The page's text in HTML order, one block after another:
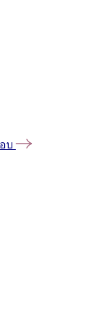
บ